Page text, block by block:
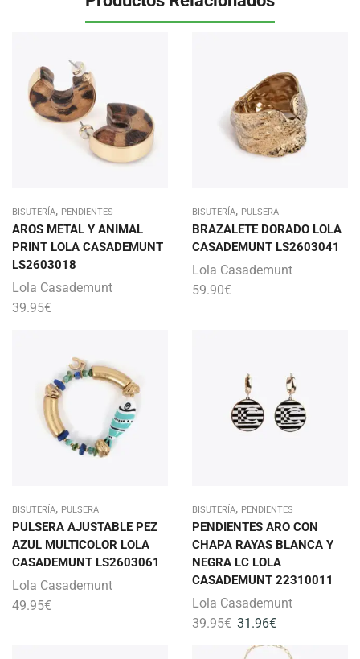
BISUTERÍA, PENDIENTES
AROS METAL Y ANIMAL
PRINT LOLA CASADEMUNT
LS2603018
Lola Casademunt
39.95€
BISUTERÍA, PULSERA
BRAZALETE DORADO LOLA
CASADEMUNT LS2603041
Lola Casademunt
59.90€
BISUTERÍA, PULSERA
PULSERA AJUSTABLE PEZ
AZUL MULTICOLOR LOLA
CASADEMUNT LS2603061
Lola Casademunt
49.95€
BISUTERÍA, PENDIENTES
PENDIENTES ARO CON
CHAPA RAYAS BLANCA Y
NEGRA LC LOLA
CASADEMUNT 22310011
Lola Casademunt
39.95€ 31.96€